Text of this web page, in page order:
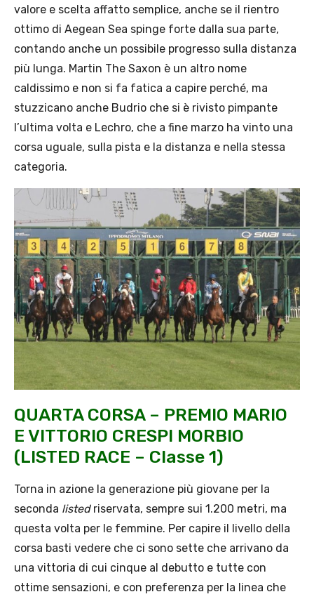
valore e scelta affatto semplice, anche se il rientro
ottimo di Aegean Sea spinge forte dalla sua parte,
contando anche un possibile progresso sulla distanza
più lunga. Martin The Saxon è un altro nome
caldissimo e non si fa fatica a capire perché, ma
stuzzicano anche Budrio che si è rivisto pimpante
l’ultima volta e Lechro, che a fine marzo ha vinto una
corsa uguale, sulla pista e la distanza e nella stessa
categoria.
QUARTA CORSA – PREMIO MARIO
E VITTORIO CRESPI MORBIO
(LISTED RACE – Classe 1)
Torna in azione la generazione più giovane per la
seconda listedriservata, sempre sui 1.200 metri, ma
questa volta per le femmine. Per capire il livello della
corsa basti vedere che ci sono sette che arrivano da
una vittoria di cui cinque al debutto e tutte con
ottime sensazioni, e con preferenza per la linea che